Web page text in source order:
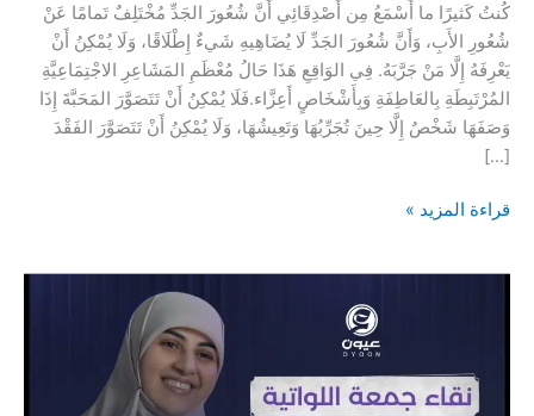
كُنتُ كَثيرًا ما أَسْمَعُ مِن أَصْدِقَائِي أَنَّ شُعُورَ الجَدِّ مُخْتَلِفٌ تَمامًا عَنْ
شُعُورِ الأَبِ، وَأَنَّ شُعُورَ الجَدِّ لَا يُضَاهِيهِ شَيءٌ إِطْلَاقًا، وَلَا يُمْكِنُ أَنْ
يَعْرِفَهُ إِلَّا مَنْ جَرَّبَهُ. فِي الوَاقِعِ هَذَا حَالُ مُعْظَمِ المَشَاعِرِ الاجْتِمَاعِيَّةِ
المُرْتَبِطَةِ بِالعَاطِفَةِ وَبِأَشْخَاصٍ أَعِزَّاء.فَلَا يُمْكِنُ أَنْ تَتَصَوَّرَ المَحَبَّةَ إِذَا
وَصَفَهَا شَخْصٌ إِلَّا حِينَ تُجَرِّبُهَا وَتَعِيشُهَا، وَلَا يُمْكِنُ أَنْ تَتَصَوَّرَ الفَقْدَ
[…]
كَوْثَر…
قراءة المزيد »